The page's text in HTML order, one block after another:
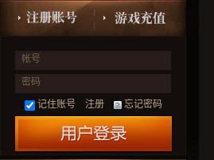
帐号
密码
记住账号 注册 忘记密码